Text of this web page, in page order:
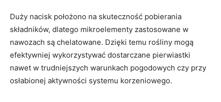
Duży nacisk położono na skuteczność pobierania
składników, dlatego mikroelementy zastosowane w
nawozach są chelatowane. Dzięki temu rośliny mogą
efektywniej wykorzystywać dostarczane pierwiastki
nawet w trudniejszych warunkach pogodowych czy przy
osłabionej aktywności systemu korzeniowego.